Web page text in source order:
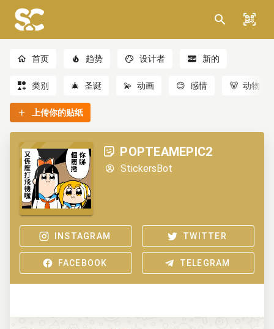
首页 趋势 设计者 新的
类别 🎄 圣诞 💫 动画 😊 感情 🐻 动物
上传你的贴纸
POPTEAMEPIC2
StickersBot
INSTAGRAM TWITTER
FACEBOOK TELEGRAM